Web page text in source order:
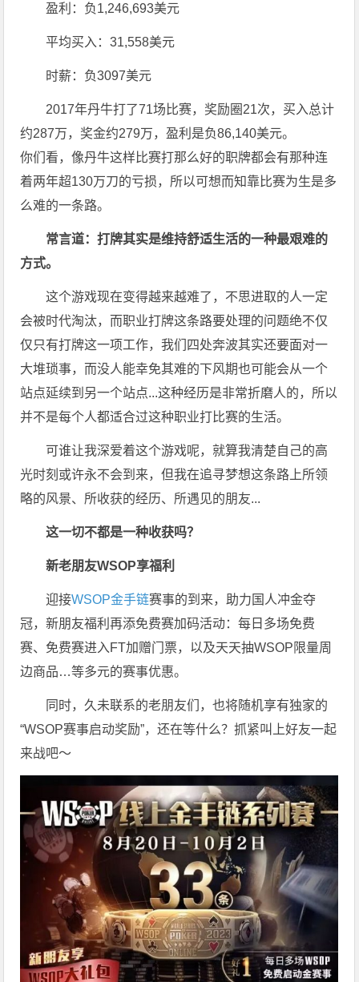
盈利：负1,246,693美元
平均买入：31,558美元
时薪：负3097美元
2017年丹牛打了71场比赛，奖励圈21次，买入总计
约287万，奖金约279万，盈利是负86,140美元。
你们看，像丹牛这样比赛打那么好的职牌都会有那种连
着两年超130万刀的亏损，所以可想而知靠比赛为生是多
么难的一条路。
常言道：打牌其实是维持舒适生活的一种最艰难的
方式。
这个游戏现在变得越来越难了，不思进取的人一定
会被时代淘汰，而职业打牌这条路要处理的问题绝不仅
仅只有打牌这一项工作，我们四处奔波其实还要面对一
大堆琐事，而没人能幸免其难的下风期也可能会从一个
站点延续到另一个站点...这种经历是非常折磨人的，所以
并不是每个人都适合过这种职业打比赛的生活。
可谁让我深爱着这个游戏呢，就算我清楚自己的高
光时刻或许永不会到来，但我在追寻梦想这条路上所领
略的风景、所收获的经历、所遇见的朋友...
这一切不都是一种收获吗？
新老朋友WSOP享福利
迎接WSOP金手链赛事的到来，助力国人冲金夺
冠，新朋友福利再添免费赛加码活动：每日多场免费
赛、免费赛进入FT加赠门票，以及天天抽WSOP限量周
边商品…等多元的赛事优惠。
同时，久未联系的老朋友们，也将随机享有独家的
“WSOP赛事启动奖励”，还在等什么？抓紧叫上好友一起
来战吧～